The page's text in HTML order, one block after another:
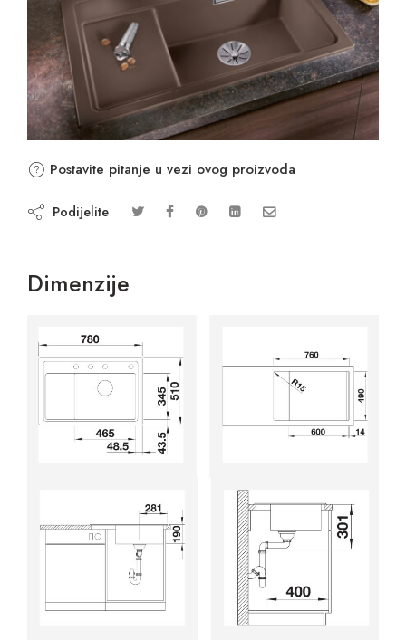
Postavite pitanje u vezi ovog proizvoda
Podijelite
Dimenzije